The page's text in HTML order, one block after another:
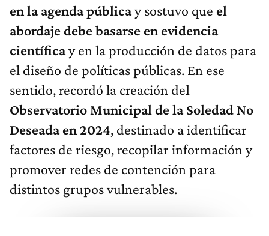
en la agenda públicay sostuvo que el
abordaje debe basarse en evidencia
científicay en la producción de datos para
el diseño de políticas públicas. En ese
sentido, recordó la creación del
Observatorio Municipal de la Soledad No
Deseada en 2024, destinado a identificar
factores de riesgo, recopilar información y
promover redes de contención para
distintos grupos vulnerables.